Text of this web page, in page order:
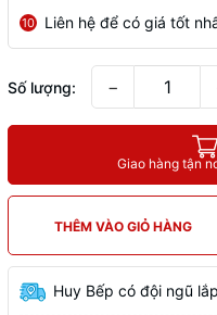
10 Liên hệ để có giá tốt
Số lượng: −
Giao hàng tận
THÊM VÀO GIỎ HÀNG
Huy Bếp có đội ngũ